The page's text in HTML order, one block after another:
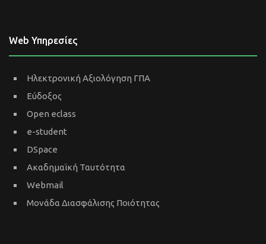
Web Υπηρεσίες
Ηλεκτρονική Αξιολόγηση ΓΠΑ
Εύδοξος
Open eclass
e-student
DSpace
Ακαδημαϊκή Ταυτότητα
Webmail
Μονάδα Διασφάλισης Ποιότητας